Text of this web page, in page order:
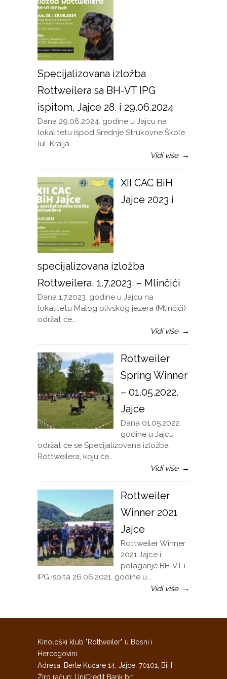
Specijalizovana izložba
Rottweilera sa BH-VT IPG
ispitom, Jajce 28. i 29.06.2024
Dana 29.06.2024. godine u Jajcu na
lokalitetu ispod Srednje Strukovne Škole
(ul. Kralja...
Vidi više →
XII CAC BiH
Jajce 2023 i
specijalizovana izložba
Rottweilera, 1.7.2023. – Mlinčići
Dana 1.7.2023. godine u Jajcu na
lokalitetu Malog plivskog jezera (Mlinčići)
održat će...
Vidi više →
Rottweiler
Spring Winner
– 01.05.2022.
Jajce
Dana 01.05.2022.
godine u Jajcu
održat će se Specijalizovana izložba
Rottweilera, koju će...
Vidi više →
Rottweiler
Winner 2021
Jajce
Rottweiler Winner
2021 Jajce i
polaganje BH-VT i
IPG ispita 26.06.2021. godine u...
Vidi više →
Kinološki klub "Rottweiler" u Bosni i
Hercegovini
Adresa: Berte Kučare 14, Jajce, 70101, BiH
Žiro račun: UniCredit Bank br: